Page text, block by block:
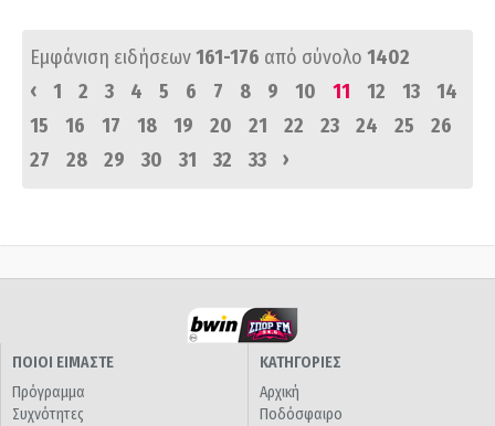
Εμφάνιση ειδήσεων161-176 από σύνολο 1402
‹
1 2 3 4 5 6 7 8 9 10 11 12 13
14
15
16 17 18 19 20 21 22 23 24 25
26
27
28 29 30 31 32 33 ›
ΠΟΙΟΙ ΕΙΜΑΣΤΕ
Πρόγραμμα
Συχνότητες
ΚΑΤΗΓΟΡΙΕΣ
Αρχική
Ποδόσφαιρο